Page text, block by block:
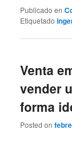
Publicado en
Etiquetado
Venta
vender
forma
Posted on